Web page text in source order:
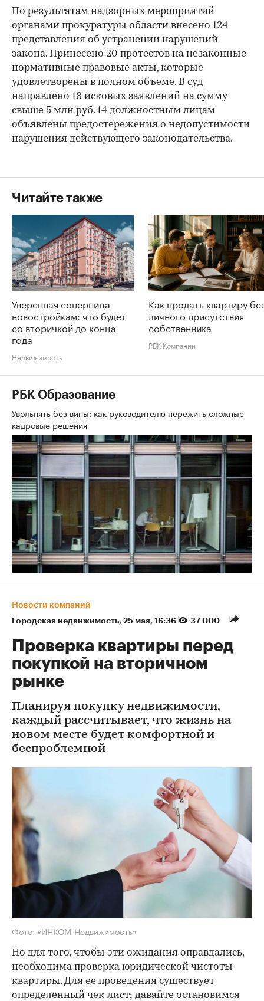
По результатам надзорных мероприятий
органами прокуратуры области внесено 124
представления об устранении нарушений
закона. Принесено 20 протестов на незаконные
нормативные правовые акты, которые
удовлетворены в полном объеме. В суд
направлено 18 исковых заявлений на сумму
свыше 5 млн руб. 14 должностным лицам
объявлены предостережения о недопустимости
нарушения действующего законодательства.
Читайте также
Уверенная соперница
новостройкам: что будет
со вторичкой до конца
года
Недвижимость
Как продать квартиру
личного присутствия
собственника
РБК Компании
РБК Образование
Увольнять без вины: как руководителю пережить сложные
кадровые решения
Новости компаний
Городская недвижимость⁠, 25 мая, 16:36 37 000
Проверка квартиры перед
покупкой на вторичном
рынке
Планируя покупку недвижимости,
каждый рассчитывает, что жизнь на
новом месте будет комфортной и
беспроблемной
Фото: «ИНКОМ-Недвижимость»
Но для того, чтобы эти ожидания оправдались,
необходима проверка юридической чистоты
квартиры. Для ее проведения существует
определенный чек-лист; давайте остановимся